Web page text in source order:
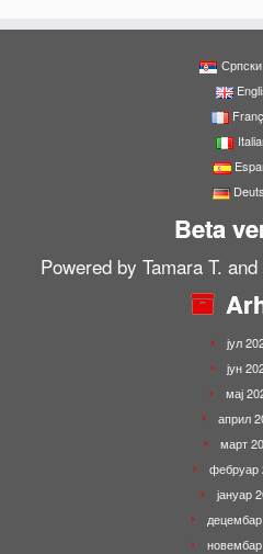
Српски
Beta
Powered by Tamara T.
јул
јун
мај
април
март
фебруар
јануар